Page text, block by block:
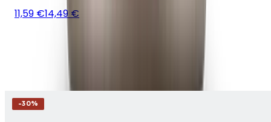
11,59 €14,49 €
-30%